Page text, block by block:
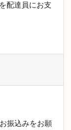
配達員にお支
振込みをお願